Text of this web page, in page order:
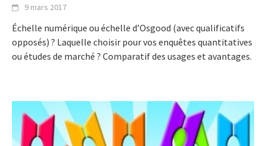
9 mars 2017
Échelle numérique ou échelle d’Osgood (avec qualificatifs
opposés) ? Laquelle choisir pour vos enquêtes quantitatives
ou études de marché ? Comparatif des usages et avantages.